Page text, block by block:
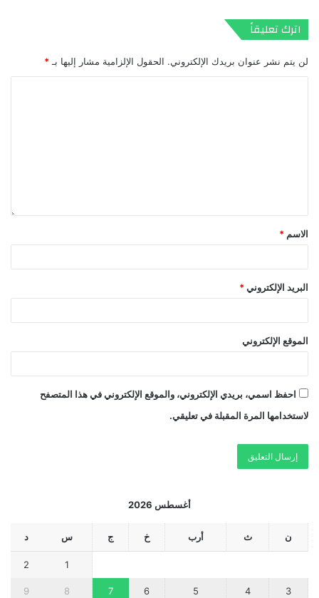
اترك تعليقاً
لن يتم نشر عنوان بريدك الإلكتروني. الحقول الإلزامية مشار إليها بـ *
الاسم *
البريد الإلكتروني *
الموقع الإلكتروني
احفظ اسمي، بريدي الإلكتروني، والموقع الإلكتروني في هذا المتصفح
لاستخدامها المرة المقبلة في تعليقي.
أغسطس 2026
ن ث أرب خ ج س د
1
2
3
4
5
6
7
8
9